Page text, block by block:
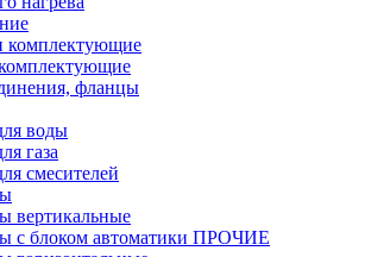
комплектующие
фланцы
воды
газа
смесителей
вертикальные
с блоком автоматики ПРОЧИЕ